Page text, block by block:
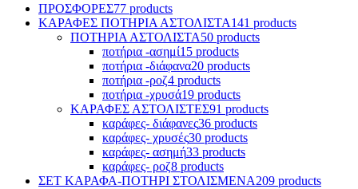
ΠΡΟΣΦΟΡΕΣ77 products
ΚΑΡΑΦΕΣ ΠΟΤΗΡΙΑ ΑΣΤΟΛΙΣΤΑ141 products
ΠΟΤΗΡΙΑ ΑΣΤΟΛΙΣΤΑ50 products
ποτήρια -ασημί15 products
ποτήρια -διάφανα20 products
ποτήρια -ροζ4 products
ποτήρια -χρυσά19 products
ΚΑΡΑΦΕΣ ΑΣΤΟΛΙΣΤΕΣ91 products
καράφες- διάφανες36 products
καράφες- χρυσές30 products
καράφες- ασημή33 products
καράφες- ροζ8 products
ΣΕΤ ΚΑΡΑΦΑ-ΠΟΤΗΡΙ ΣΤΟΛΙΣΜΕΝΑ209 products